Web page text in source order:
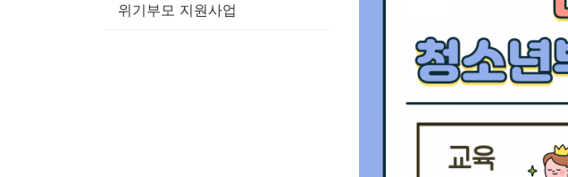
위기부모 지원사업